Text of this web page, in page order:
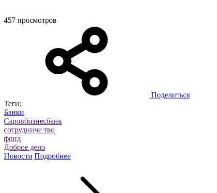
457 просмотров
Поделиться
Теги:
Банки
Саровбизнесбанк
сотрудниче тво
фонд
Доброе дело
Новости Подробнее